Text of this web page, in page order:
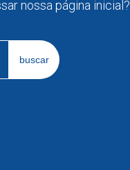
nossa página inicial?